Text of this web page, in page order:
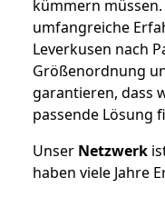
kümmern
umfangreiche
Leverkusen nach
Größenordnung
garantieren, dass
passende Lösung
Unser Netzwerk
haben viele Jahre